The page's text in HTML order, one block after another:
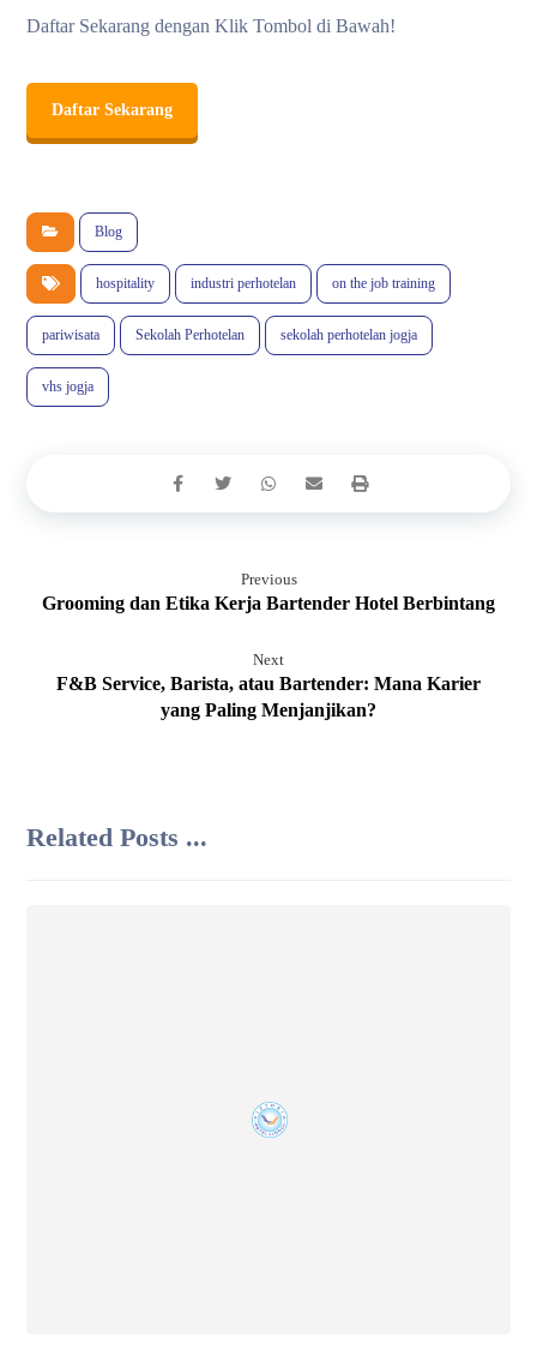
Daftar Sekarang dengan Klik Tombol di Bawah!
Daftar Sekarang
Blog
hospitality industri perhotelan on the job training
pariwisata Sekolah Perhotelan sekolah perhotelan jogja
vhs jogja
Previous
Grooming dan Etika Kerja Bartender Hotel Berbintang
Next
F&B Service, Barista, atau Bartender: Mana Karier
yang Paling Menjanjikan?
Related Posts ...